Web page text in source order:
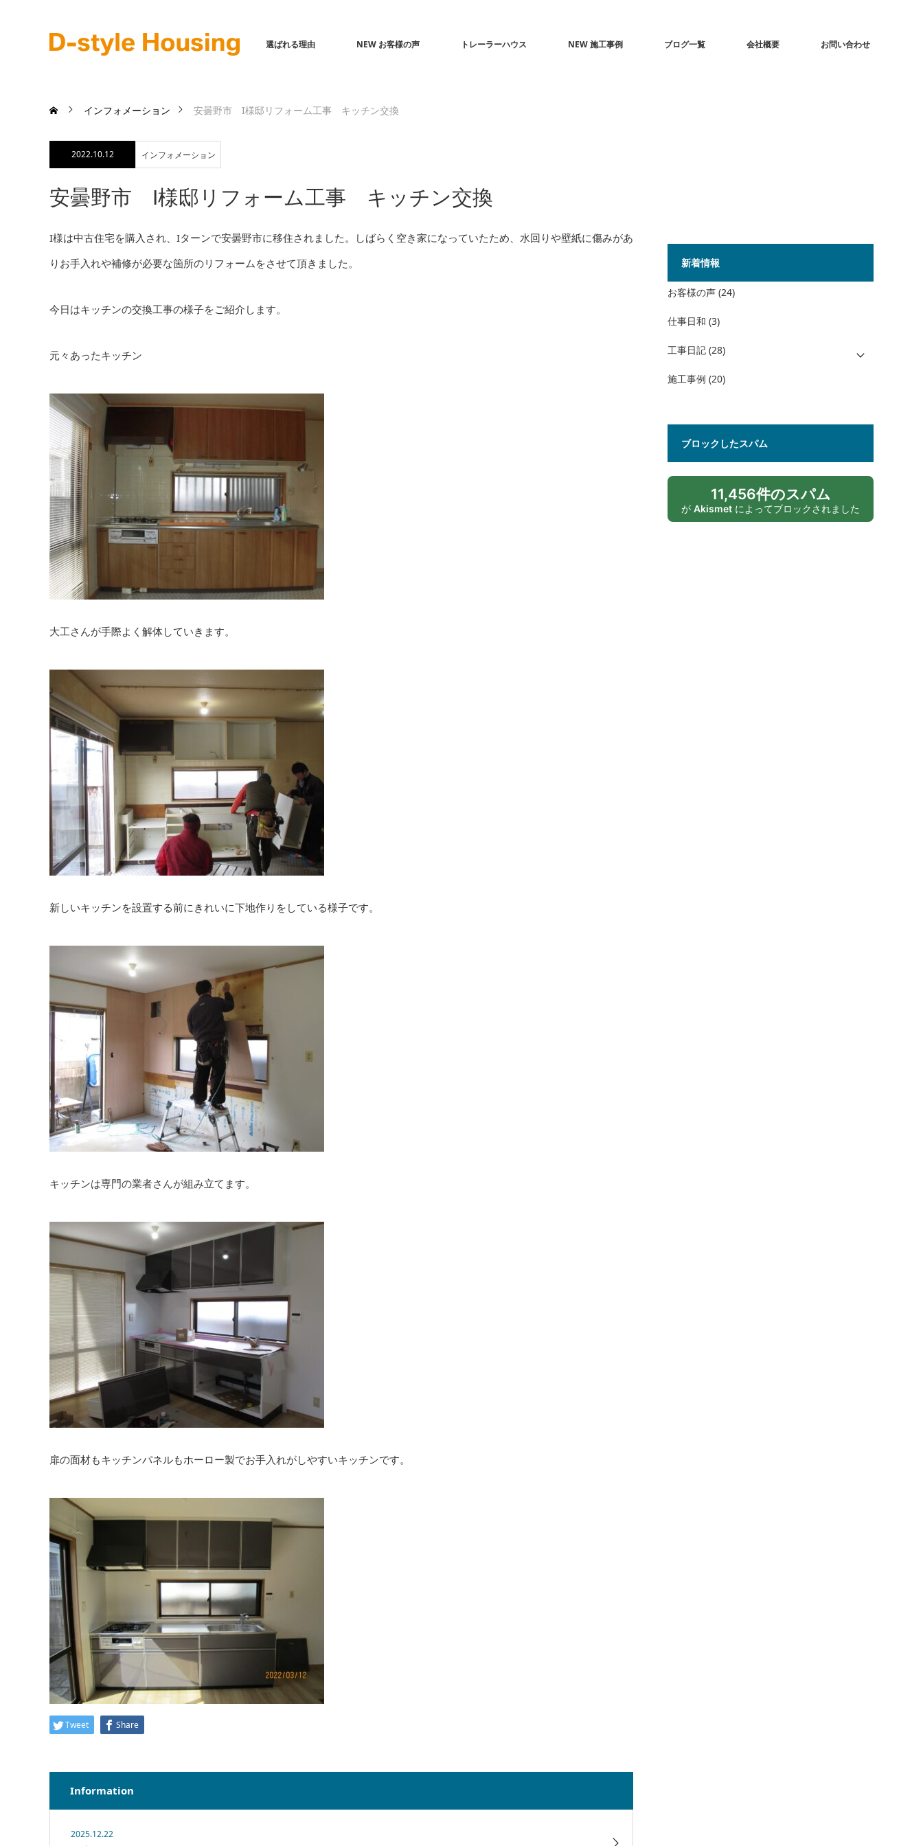
選ばれる理由 NEW お客様の声 トレーラーハウス NEW 施工事例 ブログ一覧 会社概要 お問い合わせ
インフォメーション 安曇野市 I様邸リフォーム工事 キッチン交換
2022.10.12 インフォメーション
安曇野市 I様邸リフォーム工事 キッチン交換
I様は中古住宅を購入され、Iターンで安曇野市に移住されました。しばらく空き家になっていたため、水回りや壁紙に傷みがあ
りお手入れや補修が必要な箇所のリフォームをさせて頂きました。
今日はキッチンの交換工事の様子をご紹介します。
元々あったキッチン
大工さんが手際よく解体していきます。
新しいキッチンを設置する前にきれいに下地作りをしている様子です。
キッチンは専門の業者さんが組み立てます。
扉の面材もキッチンパネルもホーロー製でお手入れがしやすいキッチンです。
Tweet Share
Information
2025.12.22
新着情報
お客様の声 (24)
仕事日和 (3)
工事日記 (28)
施工事例 (20)
ブロックしたスパム
11,456件のスパム
が Akismet によってブロックされました